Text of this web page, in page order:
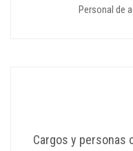
Personal de
Cargos y personas